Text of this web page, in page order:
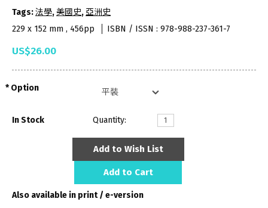
Tags:法學,美國史,亞洲史
229 x 152 mm , 456pp
ISBN / ISSN : 978-988-237-361-7
US$26.00
Option
In Stock Quantity:
Add to Wish List
Add to Cart
Also available in print / e-version